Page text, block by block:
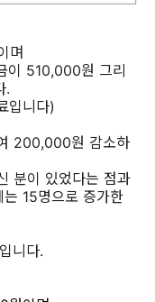
며
이 510,000원 그리
.
입니다)
200,000원 감소하
분이 있었다는 점과
15명으로 증가한
니다.